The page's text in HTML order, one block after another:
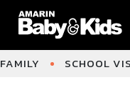
FAMILY SCHOOL